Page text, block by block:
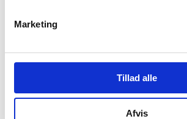
Marketing
Tillad alle
Afvis
Anlægsaktiver
Hensatte
-